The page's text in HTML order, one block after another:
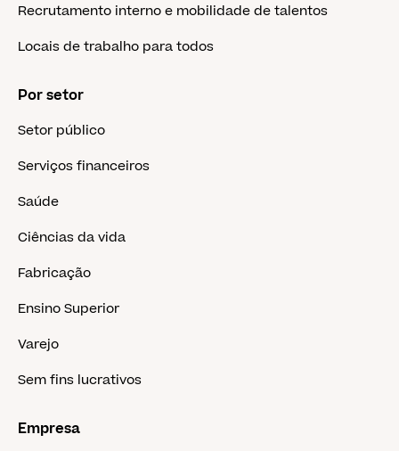
Recrutamento interno e mobilidade de talentos
Locais de trabalho para todos
Por setor
Setor público
Serviços financeiros
Saúde
Ciências da vida
Fabricação
Ensino Superior
Varejo
Sem fins lucrativos
Empresa